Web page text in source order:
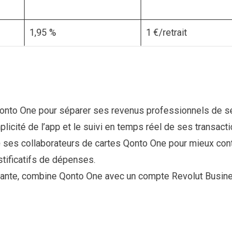
1,95 % 1 €/retrait
One pour séparer ses revenus professionnels de
de l’app et le suivi en temps réel de ses
ses collaborateurs de cartes Qonto One pour mieux
de dépenses.
combine Qonto One avec un compte Revolut